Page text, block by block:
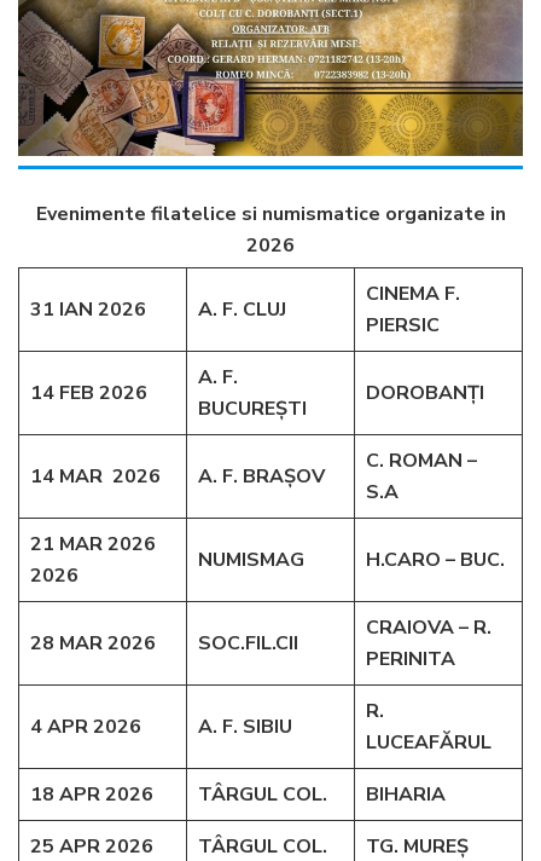
Evenimente filatelice si numismatice organizate in
2026
31 IAN 2026 A. F. CLUJ
CINEMA F.
PIERSIC
14 FEB 2026
A. F.
BUCUREȘTI
DOROBANȚI
14 MAR 2026 A. F. BRAȘOV
C. ROMAN –
S.A
21 MAR 2026
2026
NUMISMAG H.CARO – BUC.
28 MAR 2026 SOC.FIL.CII
CRAIOVA – R.
PERINITA
4 APR 2026 A. F. SIBIU
R.
LUCEAFĂRUL
18 APR 2026
TÂRGUL COL.
BIHARIA
25 APR 2026
TÂRGUL COL. TG. MUREȘ